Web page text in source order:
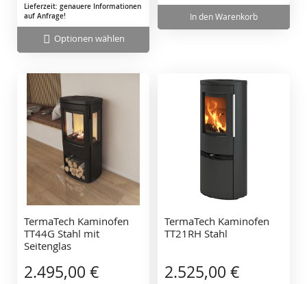
Lieferzeit: genauere Informationen
auf Anfrage!
Optionen wählen
In den Warenkorb
TermaTech Kaminofen
TT44G Stahl mit
Seitenglas
2.495,00 €
TermaTech Kaminofen
TT21RH Stahl
2.525,00 €